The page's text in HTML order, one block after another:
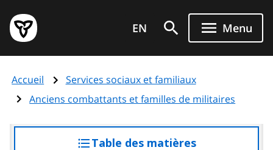
au
contenu
principal
Page
d'accueil
de
l'Ontario
EN Menu
Accueil
Services sociaux et familiaux
Anciens combattants et familles de militaires
Table des matières